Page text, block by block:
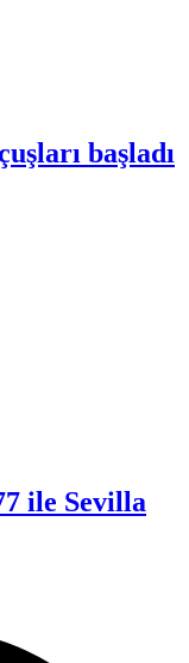
başladı
ile Sevilla